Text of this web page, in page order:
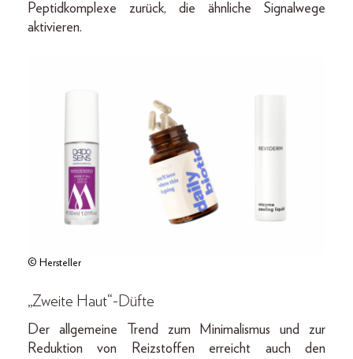
Peptidkomplexe zurück, die ähnliche Signalwege
aktivieren.
© Hersteller
„Zweite Haut“-Düfte
Der allgemeine Trend zum Minimalismus und zur
Reduktion von Reizstoffen erreicht auch den